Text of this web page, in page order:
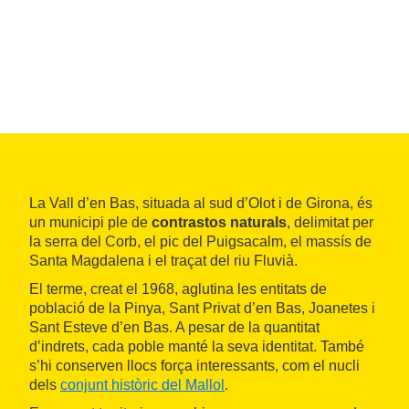
La Vall d’en Bas, situada al sud d’Olot i de Girona, és
un municipi ple de contrastos naturals, delimitat per
la serra del Corb, el pic del Puigsacalm, el massís de
Santa Magdalena i el traçat del riu Fluvià.
El terme, creat el 1968, aglutina les entitats de
població de la Pinya, Sant Privat d’en Bas, Joanetes i
Sant Esteve d’en Bas. A pesar de la quantitat
d’indrets, cada poble manté la seva identitat. També
s’hi conserven llocs força interessants, com el nucli
dels conjunt històric del Mallol .